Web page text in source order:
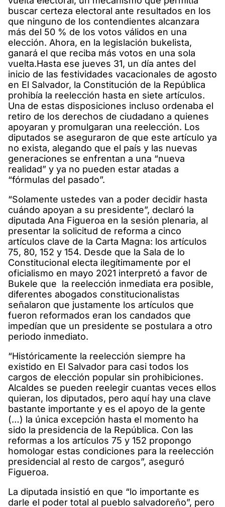
buscar certeza electoral ante resultados en los
que ninguno de los contendientes alcanzara
más del 50 % de los votos válidos en una
elección. Ahora, en la legislación bukelista,
ganará el que reciba más votos en una sola
vuelta.Hasta ese jueves 31, un día antes del
inicio de las festividades vacacionales de agosto
en El Salvador, la Constitución de la República
prohibía la reelección hasta en siete artículos.
Una de estas disposiciones incluso ordenaba el
retiro de los derechos de ciudadano a quienes
apoyaran y promulgaran una reelección. Los
diputados se aseguraron de que este artículo ya
no exista, alegando que el país y las nuevas
generaciones se enfrentan a una “nueva
realidad” y ya no pueden estar atadas a
“fórmulas del pasado”.
“Solamente ustedes van a poder decidir hasta
cuándo apoyan a su presidente”, declaró la
diputada Ana Figueroa en la sesión plenaria, al
presentar la solicitud de reforma a cinco
artículos clave de la Carta Magna: los artículos
75, 80, 152 y 154. Desde que la Sala de lo
Constitucional electa ilegítimamente por el
oficialismo en mayo 2021 interpretó a favor de
Bukele que la reelección inmediata era posible,
diferentes abogados constitucionalistas
señalaron que justamente los artículos que
fueron reformados eran los candados que
impedían que un presidente se postulara a otro
periodo inmediato.
“Históricamente la reelección siempre ha
existido en El Salvador para casi todos los
cargos de elección popular sin prohibiciones.
Alcaldes se pueden reelegir cuantas veces ellos
quieran, los diputados, pero aquí hay una clave
bastante importante y es el apoyo de la gente
(…) la única excepción hasta el momento ha
sido la presidencia de la República. Con las
reformas a los artículos 75 y 152 propongo
homologar estas condiciones para la reelección
presidencial al resto de cargos”, aseguró
Figueroa.
La diputada insistió en que “lo importante es
darle el poder total al pueblo salvadoreño”, pero